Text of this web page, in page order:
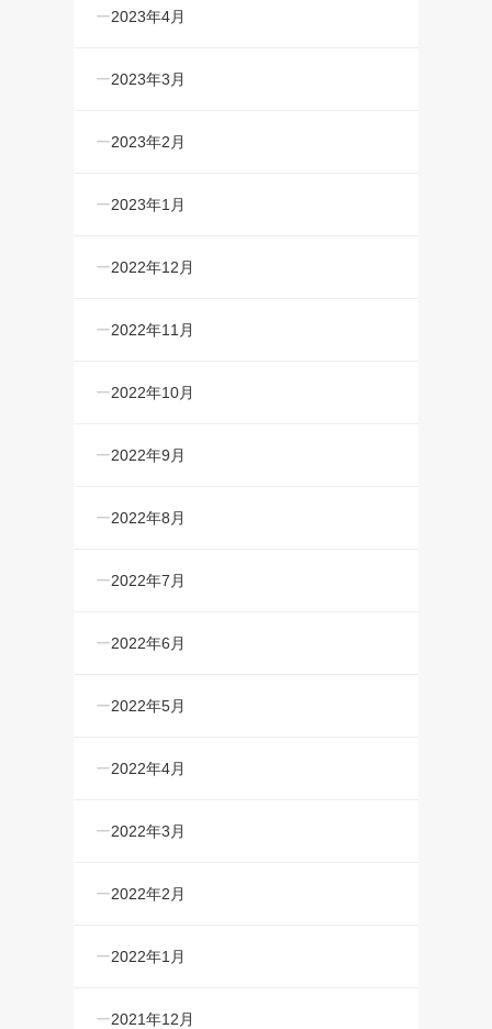
2023年4月
2023年3月
2023年2月
2023年1月
2022年12月
2022年11月
2022年10月
2022年9月
2022年8月
2022年7月
2022年6月
2022年5月
2022年4月
2022年3月
2022年2月
2022年1月
2021年12月